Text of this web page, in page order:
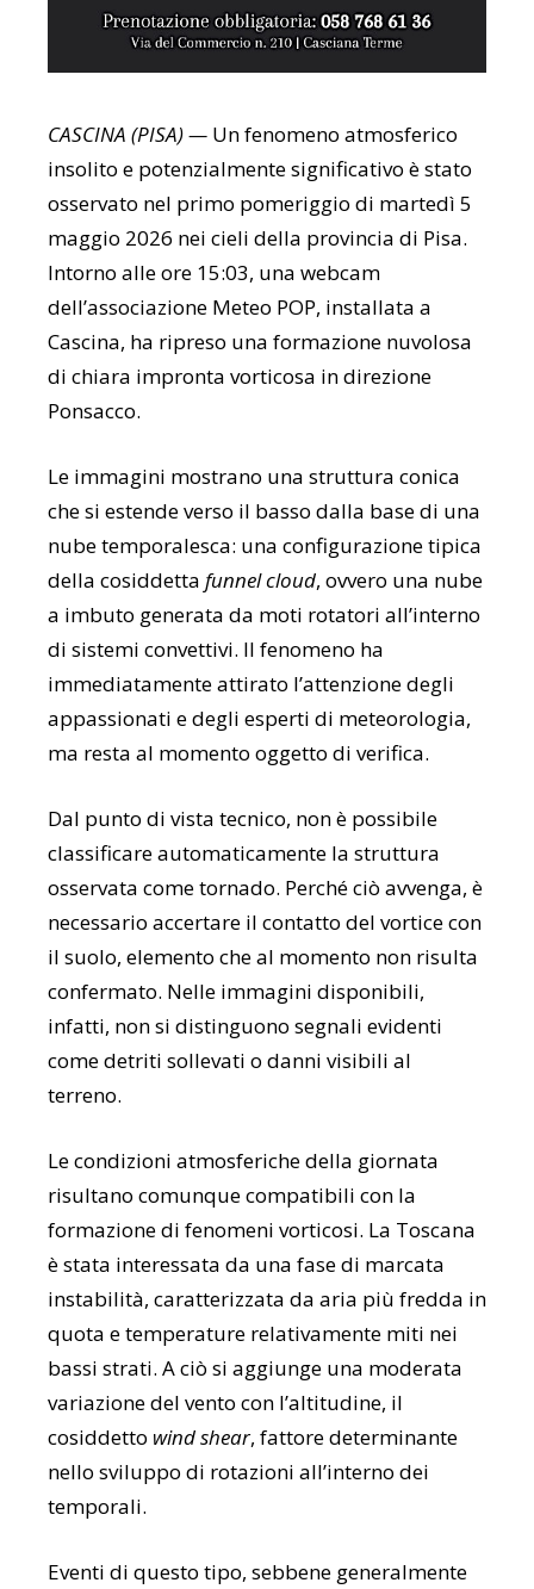
CASCINA (PISA) — Un fenomeno atmosferico
insolito e potenzialmente significativo è stato
osservato nel primo pomeriggio di martedì 5
maggio 2026 nei cieli della provincia di Pisa.
Intorno alle ore 15:03, una webcam
dell’associazione Meteo POP, installata a
Cascina, ha ripreso una formazione nuvolosa
di chiara impronta vorticosa in direzione
Ponsacco.
Le immagini mostrano una struttura conica
che si estende verso il basso dalla base di una
nube temporalesca: una configurazione tipica
della cosiddetta funnel cloud, ovvero una nube
a imbuto generata da moti rotatori all’interno
di sistemi convettivi. Il fenomeno ha
immediatamente attirato l’attenzione degli
appassionati e degli esperti di meteorologia,
ma resta al momento oggetto di verifica.
Dal punto di vista tecnico, non è possibile
classificare automaticamente la struttura
osservata come tornado. Perché ciò avvenga, è
necessario accertare il contatto del vortice con
il suolo, elemento che al momento non risulta
confermato. Nelle immagini disponibili,
infatti, non si distinguono segnali evidenti
come detriti sollevati o danni visibili al
terreno.
Le condizioni atmosferiche della giornata
risultano comunque compatibili con la
formazione di fenomeni vorticosi. La Toscana
è stata interessata da una fase di marcata
instabilità, caratterizzata da aria più fredda in
quota e temperature relativamente miti nei
bassi strati. A ciò si aggiunge una moderata
variazione del vento con l’altitudine, il
cosiddetto wind shear, fattore determinante
nello sviluppo di rotazioni all’interno dei
temporali.
Eventi di questo tipo, sebbene generalmente